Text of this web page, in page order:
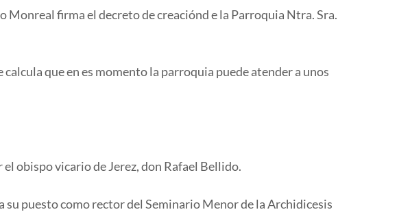
Monreal firma el decreto de creaciónd e la Parroquia Ntra. Sra.
que en es momento la parroquia puede atender a unos
obispo vicario de Jerez, don Rafael Bellido.
su puesto como rector del Seminario Menor de la Archidicesis